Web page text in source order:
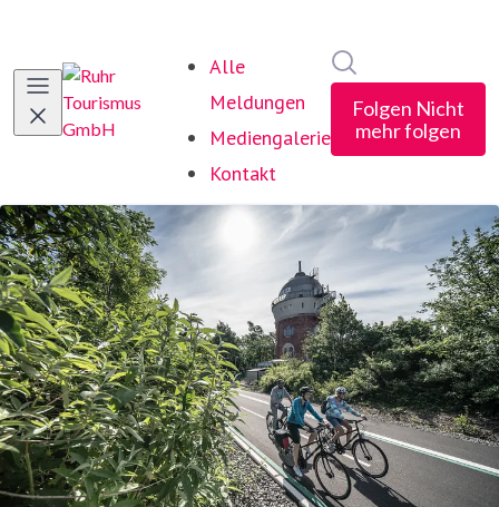
Alle
Meldungen
Mediengalerie
Kontakt
Folgen Nicht
mehr folgen